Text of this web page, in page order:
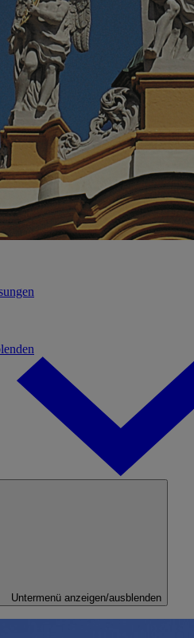
Untermenü anzeigen/ausblenden